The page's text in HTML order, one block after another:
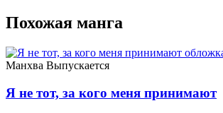
Похожая манга
Манхва Выпускается
Я не тот, за кого меня принимают